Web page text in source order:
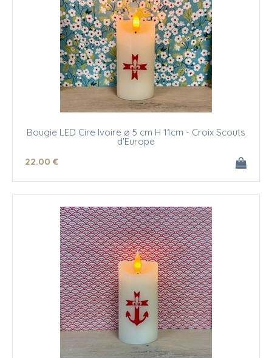
Bougie LED Cire Ivoire ø 5 cm H 11cm - Croix Scouts
d'Europe
22.00 €